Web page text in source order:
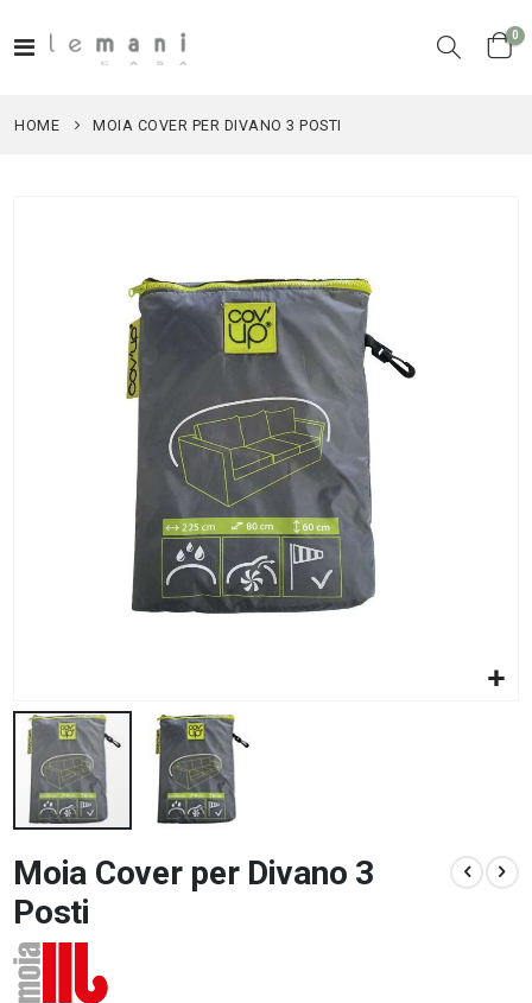
Toggle
Cart
0
HOME MOIA COVER PER DIVANO 3 POSTI
all'inizio
della
galleria
di
immagini
Moia Cover per Divano 3
Posti